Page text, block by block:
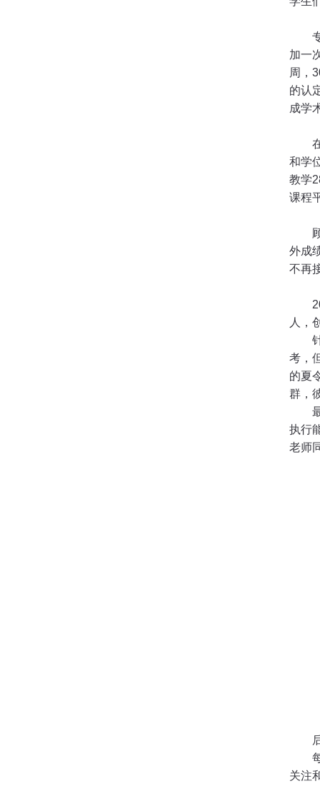
加一
周，
的认
成学
和学
教学
课程
外成
不再
人，
考，
的夏
群，
执行
老师
关注